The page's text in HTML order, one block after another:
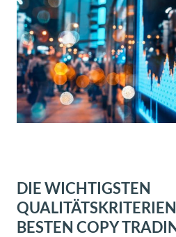
DIE WICHTIGSTEN
BESTEN COPY